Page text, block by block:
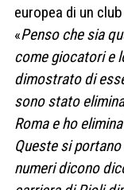
europea di un
«Penso che sia
come giocatori e
dimostrato di
sono stato
Roma e ho
Queste si
numeri dicono